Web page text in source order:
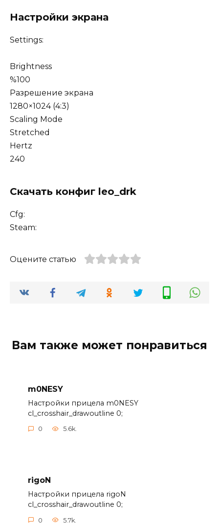
Настройки экрана
Settings:
Brightness
%100
Разрешение экрана
1280×1024 (4:3)
Scaling Mode
Stretched
Hertz
240
Скачать конфиг leo_drk
Cfg:
Steam:
Оцените статью
Вам также может понравиться
m0NESY
Настройки прицела m0NESY
cl_crosshair_drawoutline 0;
0 5.6k.
rigoN
Настройки прицела rigoN
cl_crosshair_drawoutline 0;
0 5.7k.